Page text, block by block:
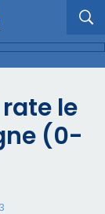
le
(0-